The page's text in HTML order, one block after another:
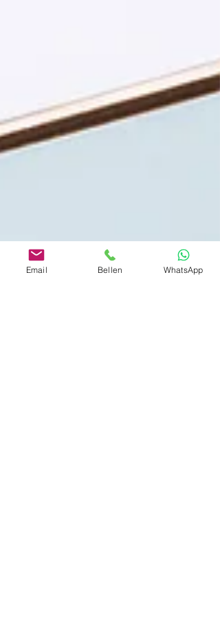
Email Bellen WhatsApp